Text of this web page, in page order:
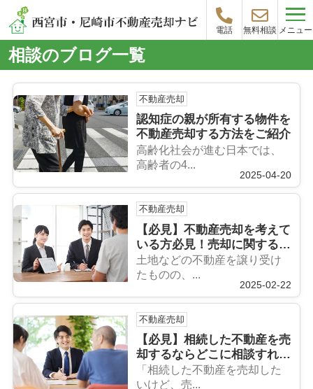
電話 無料相談 メニュー
相談のブログ一覧
不動産売却
認知症の親が所有する物件を
不動産売却する方法をご紹介
高齢化社会が進む日本では、
高齢者の4...
2025-04-20
不動産売却
【必見】不動産売却を考えて
いる方必見！売却に関する相
談先をご紹介
土地などの不動産を譲り受け
たものの、...
2025-02-22
不動産売却
【必見】相続した不動産を売
却するならどこに相談すれ
ば？相談の費用や流れを解
説！
「相続した不動産を売却した
いけど、売...